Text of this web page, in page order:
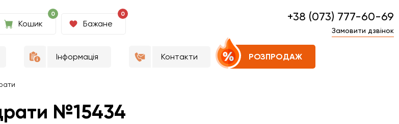
0
Кошик
0
Бажане
+38 (073) 777-60-69
Замовити дзвінок
Інформація Контакти РОЗПРОДАЖ
№15434